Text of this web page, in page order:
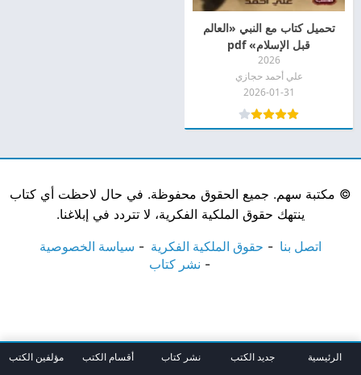
تحميل كتاب مع النبي «العالم
قبل الإسلام» pdf
2026
علي أحمد حجازي
2026-01-31
© مكتبة سهم. جميع الحقوق محفوظة. في حال لاحظت أي كتاب
ينتهك حقوق الملكية الفكرية، لا تتردد في إبلاغنا.
اتصل بنا حقوق الملكية الفكرية
سياسة الخصوصية
نشر كتاب
الرئيسية جديد الكتب نشر كتاب أقسام الكتب مؤلفين الكتب